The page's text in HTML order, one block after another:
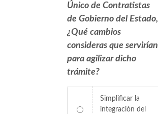
Único de Contratistas
de Gobierno del Estado,
¿Qué cambios
consideras que servirían
para agilizar dicho
trámite?
Simplificar la
integración del